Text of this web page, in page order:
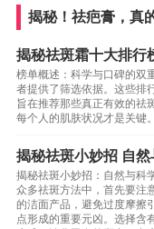
揭秘！祛疤膏，真
揭秘祛斑霜十大排行
榜单概述：科学与口碑的双
者提供了筛选依据。这些排
旨在推荐那些真正有效的祛
每个人的肌肤状况才是关键
揭秘祛斑小妙招 自
揭秘祛斑小妙招：自然与科
众多祛斑方法中，首先要注
的洁面产品，避免过度摩擦
点形成的重要元凶。选择含